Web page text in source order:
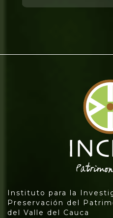
Instituto para la
Preservación del
del Valle del Cauca